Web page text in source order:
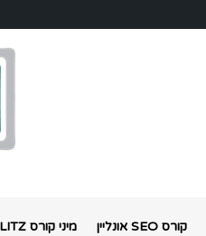
קורס SEO אונליין מיני קורס SEO BLITZ לעסקים